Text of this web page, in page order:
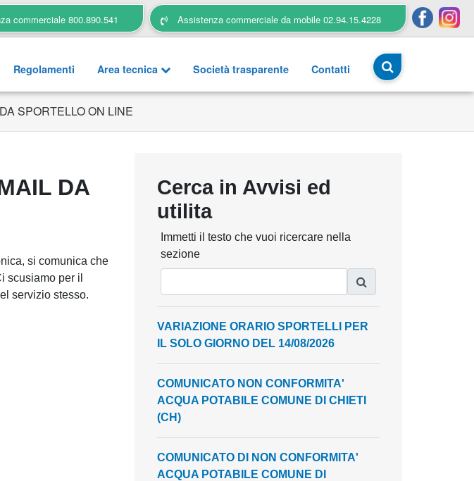
commerciale 800.890.541 Assistenza commerciale da mobile 02.94.15.4228
Regolamenti Area tecnica Società trasparente Contatti
SPORTELLO ON LINE
DA
si comunica che
scusiamo per il
servizio stesso.
Cerca in Avvisi ed
utilita
Immetti il testo che vuoi ricercare nella
sezione
VARIAZIONE ORARIO SPORTELLI PER
IL SOLO GIORNO DEL 14/08/2026
COMUNICATO NON CONFORMITA'
ACQUA POTABILE COMUNE DI CHIETI
(CH)
COMUNICATO DI NON CONFORMITA'
ACQUA POTABILE COMUNE DI